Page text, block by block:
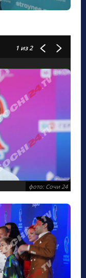
1 из 2
фото: Сочи 24